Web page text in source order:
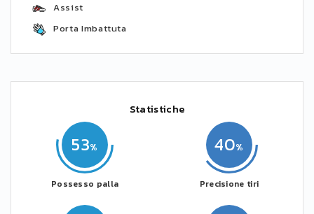
Assist
Porta Imbattuta
Statistiche
53
Possesso palla
40
Precisione tiri